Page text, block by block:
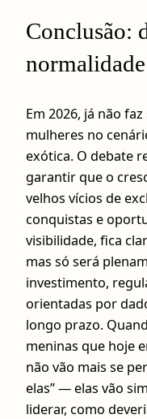
Conclusão:
normalidade
Em 2026, já não
mulheres no
exótica. O debate
garantir que o
velhos vícios de
conquistas e
visibilidade, fica
mas só será
investimento,
orientadas por
longo prazo.
meninas que hoje
não vão mais se
elas” — elas vão
liderar, como